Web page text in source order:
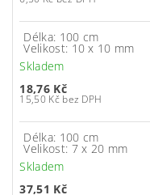
Délka: 100 cm
Velikost: 10 x 10 mm
Skladem
18,76 Kč
15,50 Kč bez DPH
Délka: 100 cm
Velikost: 7 x 20 mm
Skladem
37,51 Kč